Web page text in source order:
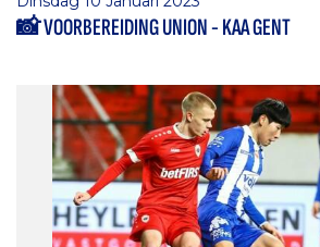
📸 VOORBEREIDING UNION - KAA GENT